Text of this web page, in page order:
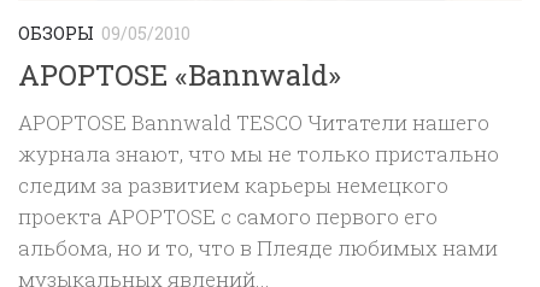
ОБЗОРЫ 09/05/2010
APOPTOSE «Bannwald»
APOPTOSE Bannwald TESCO Читатели нашего
журнала знают, что мы не только пристально
следим за развитием карьеры немецкого
проекта APOPTOSE с самого первого его
альбома, но и то, что в Плеяде любимых нами
музыкальных явлений...